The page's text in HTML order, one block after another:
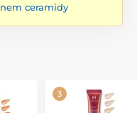
ceramidy